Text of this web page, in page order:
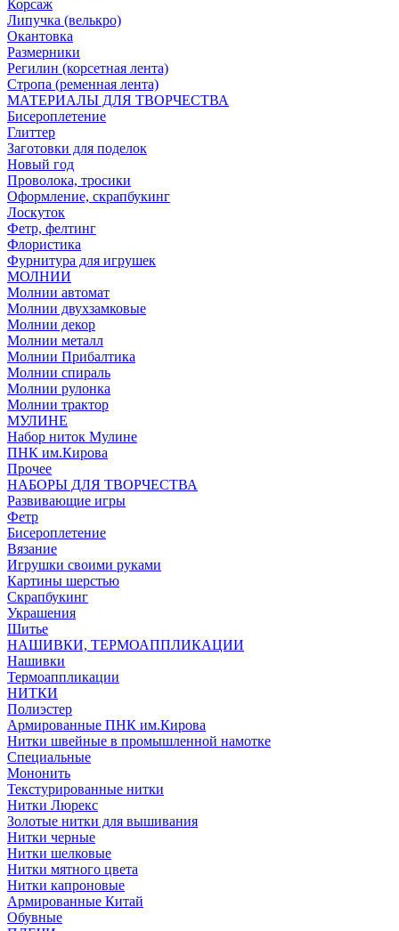
Корсаж
Липучка (велькро)
Окантовка
Размерники
Регилин (корсетная лента)
Стропа (ременная лента)
МАТЕРИАЛЫ ДЛЯ ТВОРЧЕСТВА
Бисероплетение
Глиттер
Заготовки для поделок
Новый год
Проволока, тросики
Оформление, скрапбукинг
Лоскуток
Фетр, фелтинг
Флористика
Фурнитура для игрушек
МОЛНИИ
Молнии автомат
Молнии двухзамковые
Молнии декор
Молнии металл
Молнии Прибалтика
Молнии спираль
Молнии рулонка
Молнии трактор
МУЛИНЕ
Набор ниток Мулине
ПНК им.Кирова
Прочее
НАБОРЫ ДЛЯ ТВОРЧЕСТВА
Развивающие игры
Фетр
Бисероплетение
Вязание
Игрушки своими руками
Картины шерстью
Скрапбукинг
Украшения
Шитье
НАШИВКИ, ТЕРМОАППЛИКАЦИИ
Нашивки
Термоаппликации
НИТКИ
Полиэстер
Армированные ПНК им.Кирова
Нитки швейные в промышленной намотке
Специальные
Мононить
Текстурированные нитки
Нитки Люрекс
Золотые нитки для вышивания
Нитки черные
Нитки шелковые
Нитки мятного цвета
Нитки капроновые
Армированные Китай
Обувные